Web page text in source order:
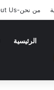
من نحن-About Us
الرئيسية